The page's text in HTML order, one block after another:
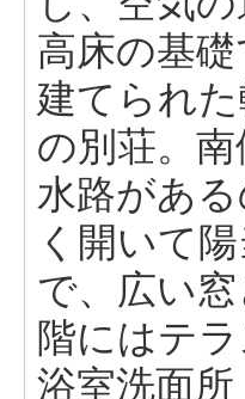
高床の基
建てられ
の別荘。南
水路があ
く開いて
で、広い
階にはテラ
浴室洗面